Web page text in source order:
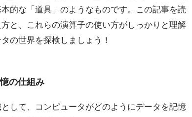
的な「道具」のようなものです。この記事を読
と、これらの演算子の使い方がしっかりと理解
の世界を探検しましょう！
の仕組み
して、コンピュータがどのようにデータを記憶